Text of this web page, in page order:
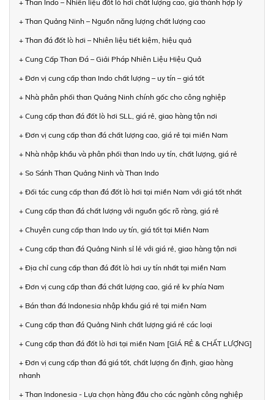
+ Than Indo – Nhiên liệu đốt lò hơi chất lượng cao, giá thành hợp lý
+ Than Quảng Ninh – Nguồn năng lượng chất lượng cao
+ Than đá đốt lò hơi – Nhiên liệu tiết kiệm, hiệu quả
+ Cung Cấp Than Đá – Giải Pháp Nhiên Liệu Hiệu Quả
+ Đơn vị cung cấp than Indo chất lượng – uy tín – giá tốt
+ Nhà phân phối than Quảng Ninh chính gốc cho công nghiệp
+ Cung cấp than đá đốt lò hơi SLL, giá rẻ, giao hàng tận nơi
+ Đơn vị cung cấp than đá chất lượng cao, giá rẻ tại miền Nam
+ Nhà nhập khẩu và phân phối than Indo uy tín, chất lượng, giá rẻ
+ So Sánh Than Quảng Ninh và Than Indo
+ Đối tác cung cấp than đá đốt lò hơi tại miền Nam với giá tốt nhất
+ Cung cấp than đá chất lượng với nguồn gốc rõ ràng, giá rẻ
+ Chuyên cung cấp than Indo uy tín, giá tốt tại Miền Nam
+ Cung cấp than đá Quảng Ninh sỉ lẻ với giá rẻ, giao hàng tận nơi
+ Địa chỉ cung cấp than đá đốt lò hơi uy tín nhất tại miền Nam
+ Đơn vị cung cấp than đá chất lượng cao, giá rẻ kv phía Nam
+ Bán than đá Indonesia nhập khẩu giá rẻ tại miền Nam
+ Cung cấp than đá Quảng Ninh chất lượng giá rẻ các loại
+ Cung cấp than đá đốt lò hơi tại miền Nam [GIÁ RẺ & CHẤT LƯỢNG]
+ Đơn vị cung cấp than đá giá tốt, chất lượng ổn định, giao hàng
nhanh
+ Than Indonesia - Lựa chọn hàng đầu cho các ngành công nghiệp